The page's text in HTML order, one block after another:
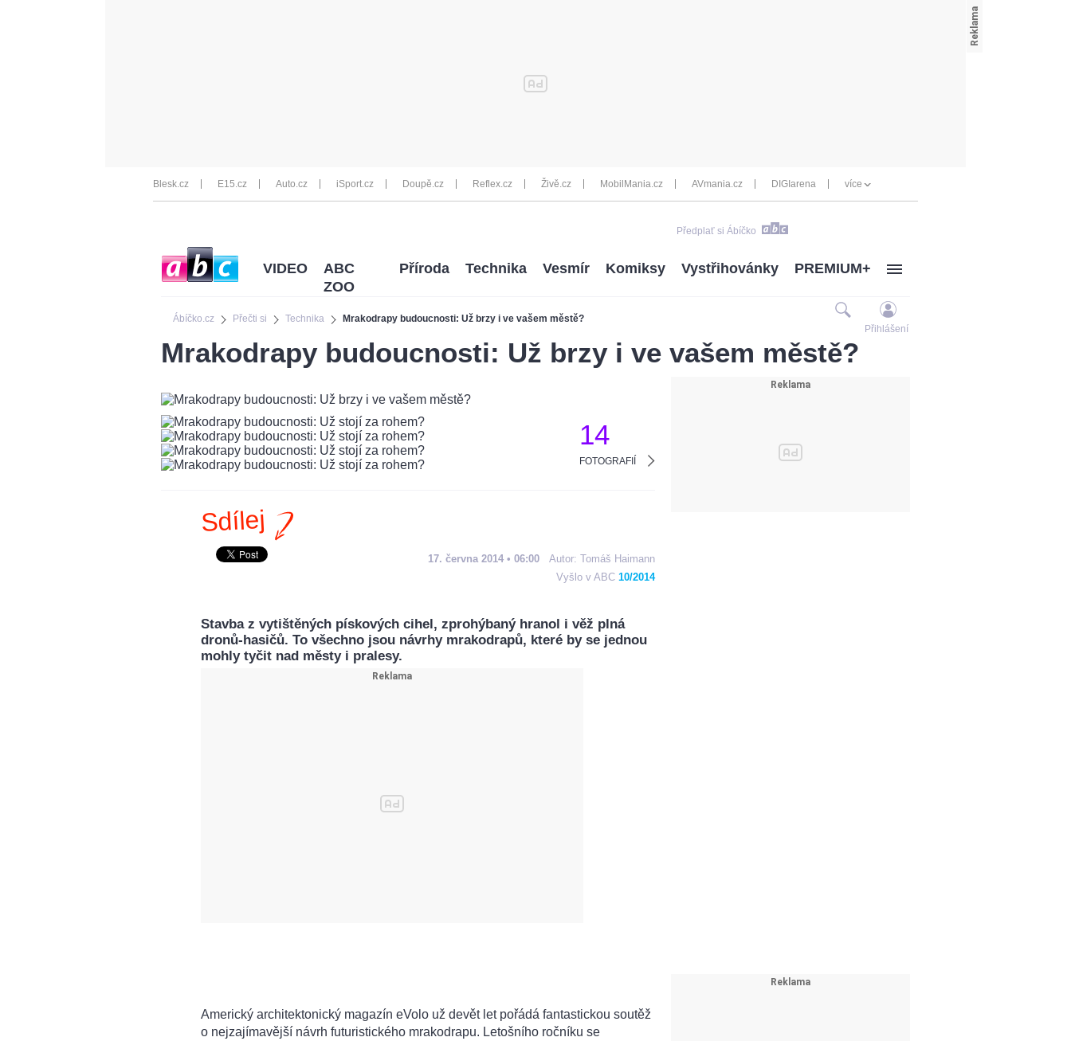
Blesk.cz E15.cz Auto.cz iSport.cz Doupě.cz Reflex.cz Živě.cz MobilMania.cz AVmania.cz DIGIarena více
Předplať si Ábíčko
Ábíčko.cz Přečti si Technika Mrakodrapy budoucnosti: Už brzy i ve vašem městě?
VIDEO
ABC
ZOO
Příroda Technika Vesmír Komiksy Vystřihovánky PREMIUM+
Přihlášení
Mrakodrapy budoucnosti: Už brzy i ve vašem městě?
14
FOTOGRAFIÍ
Sdílej
17. června 2014 • 06:00 Autor: Tomáš Haimann
Vyšlo v ABC 10/2014
Stavba z vytištěných pískových cihel, zprohýbaný hranol i věž plná
dronů-hasičů. To všechno jsou návrhy mrakodrapů, které by se jednou
mohly tyčit nad městy i pralesy.
Americký architektonický magazín eVolo už devět let pořádá fantastickou soutěž
o nejzajímavější návrh futuristického mrakodrapu. Letošního ročníku se